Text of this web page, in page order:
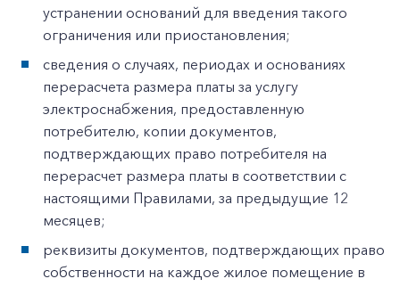
устранении оснований для введения такого
ограничения или приостановления;
сведения о случаях, периодах и основаниях
перерасчета размера платы за услугу
электроснабжения, предоставленную
потребителю, копии документов,
подтверждающих право потребителя на
перерасчет размера платы в соответствии с
настоящими Правилами, за предыдущие 12
месяцев;
реквизиты документов, подтверждающих право
собственности на каждое жилое помещение в